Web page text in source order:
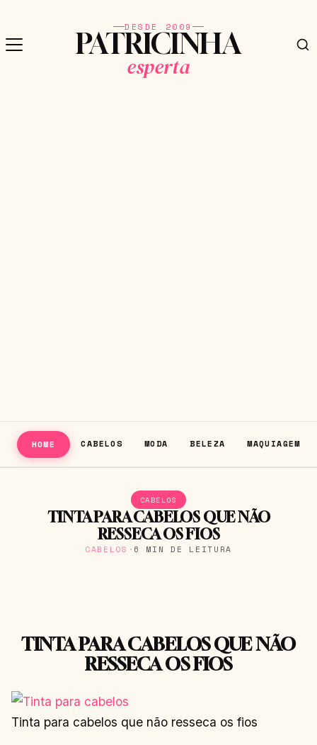
DESDE 2009
PATRICINHA
esperta
HOME CABELOS MODA BELEZA MAQUIAGEM
CABELOS
TINTA PARA CABELOS QUE NÃO
RESSECA OS FIOS
CABELOS · 6 MIN DE LEITURA
TINTA PARA CABELOS QUE NÃO
RESSECA OS FIOS
Tinta para cabelos que não resseca os fios